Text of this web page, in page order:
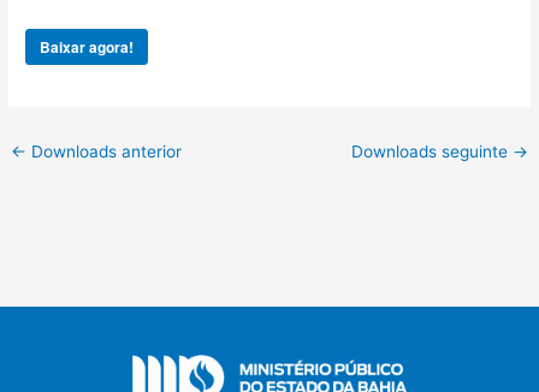
Baixar agora!
← Downloads anterior Downloads seguinte →